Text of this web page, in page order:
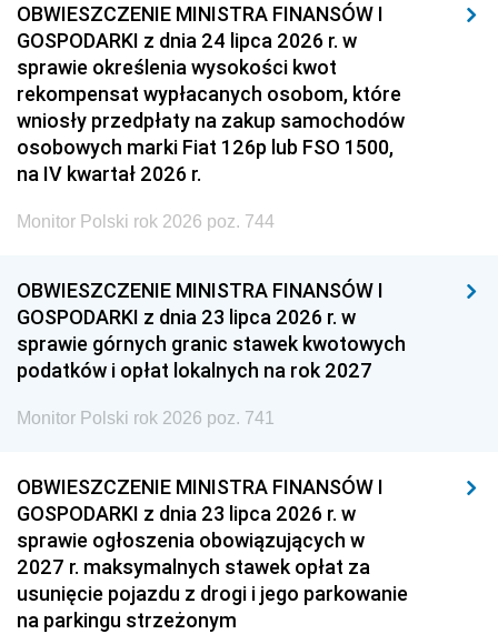
OBWIESZCZENIE MINISTRA FINANSÓW I
GOSPODARKI z dnia 24 lipca 2026 r. w
sprawie określenia wysokości kwot
rekompensat wypłacanych osobom, które
wniosły przedpłaty na zakup samochodów
osobowych marki Fiat 126p lub FSO 1500,
na IV kwartał 2026 r.
Monitor Polski rok 2026 poz. 744
OBWIESZCZENIE MINISTRA FINANSÓW I
GOSPODARKI z dnia 23 lipca 2026 r. w
sprawie górnych granic stawek kwotowych
podatków i opłat lokalnych na rok 2027
Monitor Polski rok 2026 poz. 741
OBWIESZCZENIE MINISTRA FINANSÓW I
GOSPODARKI z dnia 23 lipca 2026 r. w
sprawie ogłoszenia obowiązujących w
2027 r. maksymalnych stawek opłat za
usunięcie pojazdu z drogi i jego parkowanie
na parkingu strzeżonym